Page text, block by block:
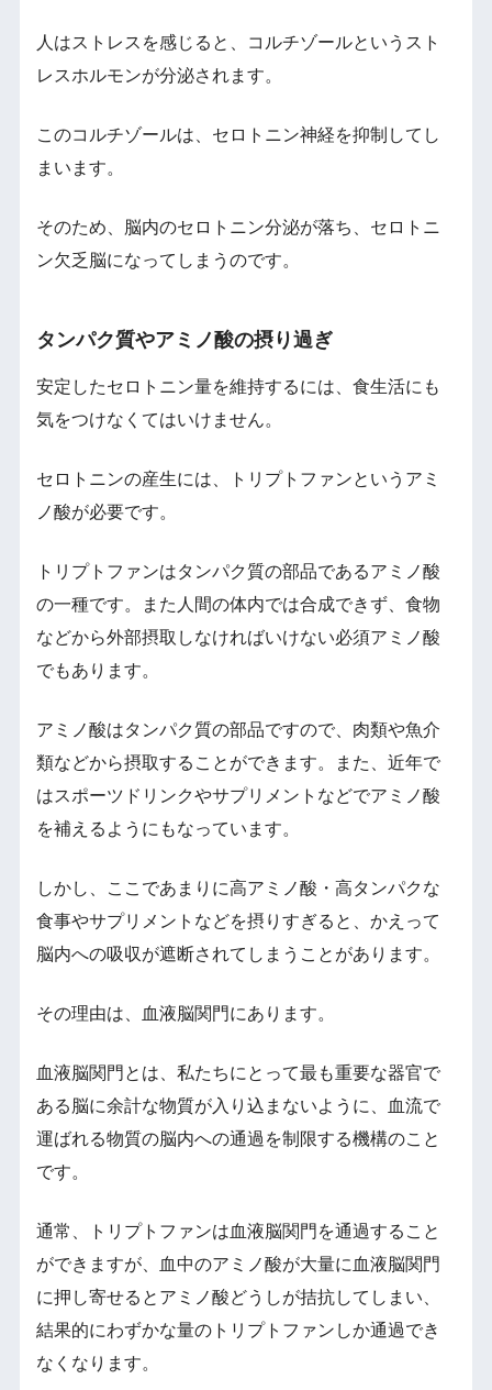
人はストレスを感じると、コルチゾールというスト
レスホルモンが分泌されます。
このコルチゾールは、セロトニン神経を抑制してし
まいます。
そのため、脳内のセロトニン分泌が落ち、セロトニ
ン欠乏脳になってしまうのです。
タンパク質やアミノ酸の摂り過ぎ
安定したセロトニン量を維持するには、食生活にも
気をつけなくてはいけません。
セロトニンの産生には、トリプトファンというアミ
ノ酸が必要です。
トリプトファンはタンパク質の部品であるアミノ酸
の一種です。また人間の体内では合成できず、食物
などから外部摂取しなければいけない必須アミノ酸
でもあります。
アミノ酸はタンパク質の部品ですので、肉類や魚介
類などから摂取することができます。また、近年で
はスポーツドリンクやサプリメントなどでアミノ酸
を補えるようにもなっています。
しかし、ここであまりに高アミノ酸・高タンパクな
食事やサプリメントなどを摂りすぎると、かえって
脳内への吸収が遮断されてしまうことがあります。
その理由は、血液脳関門にあります。
血液脳関門とは、私たちにとって最も重要な器官で
ある脳に余計な物質が入り込まないように、血流で
運ばれる物質の脳内への通過を制限する機構のこと
です。
通常、トリプトファンは血液脳関門を通過すること
ができますが、血中のアミノ酸が大量に血液脳関門
に押し寄せるとアミノ酸どうしが拮抗してしまい、
結果的にわずかな量のトリプトファンしか通過でき
なくなります。